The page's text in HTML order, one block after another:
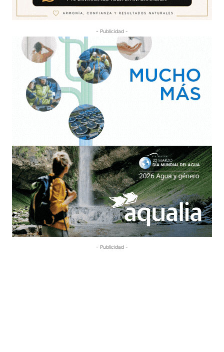
- Publicidad -
- Publicidad -